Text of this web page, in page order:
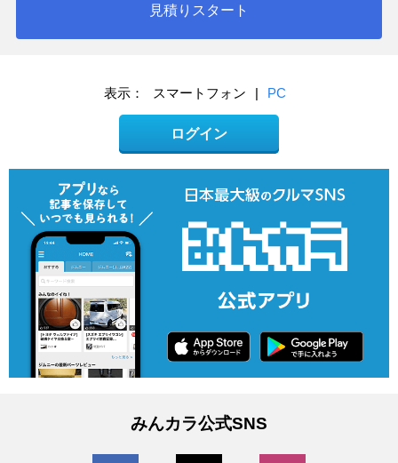
見積りスタート
表示： スマートフォン | PC
ログイン
みんカラ公式SNS